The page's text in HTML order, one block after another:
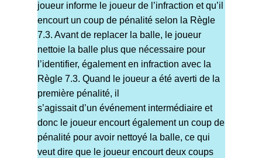
joueur informe le joueur de l’infraction et qu’il
encourt un coup de pénalité selon la Règle
7.3. Avant de replacer la balle, le joueur
nettoie la balle plus que nécessaire pour
l’identifier, également en infraction avec la
Règle 7.3. Quand le joueur a été averti de la
première pénalité, il
s’agissait d’un événement intermédiaire et
donc le joueur encourt également un coup de
pénalité pour avoir nettoyé la balle, ce qui
veut dire que le joueur encourt deux coups